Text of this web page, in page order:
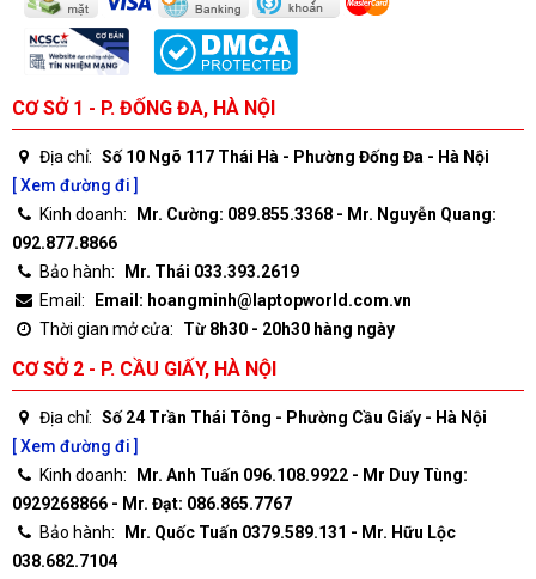
CƠ SỞ 1 - P. ĐỐNG ĐA, HÀ NỘI
Địa chỉ: Số 10 Ngõ 117 Thái Hà - Phường Đống Đa - Hà Nội
[ Xem đường đi ]
Kinh doanh:
Mr. Cường: 089.855.3368 - Mr. Nguyễn Quang:
092.877.8866
Bảo hành:
Mr. Thái 033.393.2619
Email:
Email: hoangminh@laptopworld.com.vn
Thời gian mở cửa:
Từ 8h30 - 20h30 hàng ngày
CƠ SỞ 2 - P. CẦU GIẤY, HÀ NỘI
Địa chỉ: Số 24 Trần Thái Tông - Phường Cầu Giấy - Hà Nội
[ Xem đường đi ]
Kinh doanh:
Mr. Anh Tuấn 096.108.9922 - Mr Duy Tùng:
0929268866 - Mr. Đạt: 086.865.7767
Bảo hành:
Mr. Quốc Tuấn 0379.589.131 - Mr. Hữu Lộc
038.682.7104